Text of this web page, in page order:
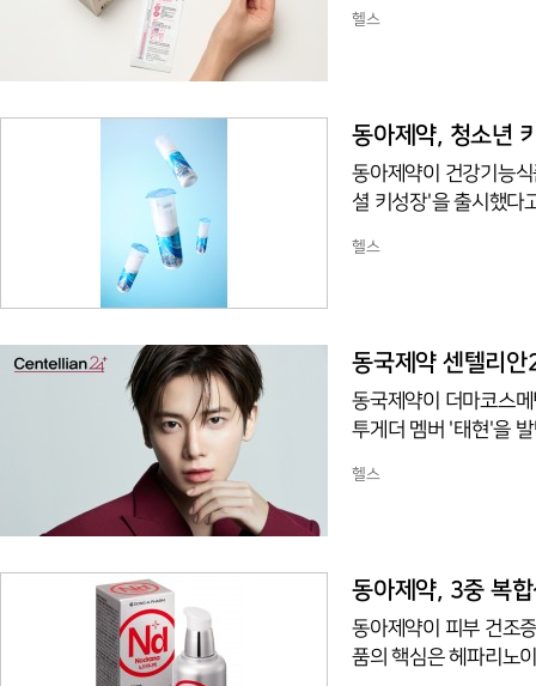
있어 소비자가 결과를
역량을 바탕으로 판독
헬스
동아제약, 청소년
동아제약이 건강기능
셜 키성장'을 출시했다
신장이 0.87cm 추가
고려했다.정제 2정과
헬스
동국제약 센텔리
동국제약이 더마코스
투게더 멤버 '태현'을
모로우바이투게더의
벌 앰배서더로 함께하
헬스
동아제약, 3중 복
동아제약이 피부 건조
품의 핵심은 헤파리노